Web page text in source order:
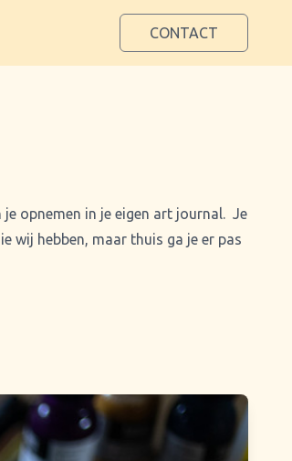
CONTACT
opnemen in je eigen art journal. Je
wij hebben, maar thuis ga je er pas